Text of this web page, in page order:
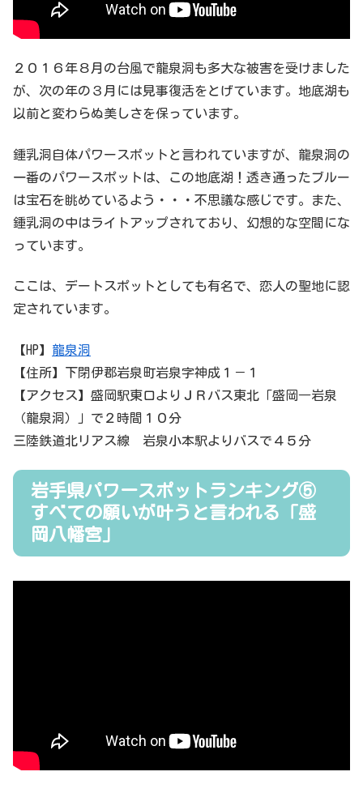
２０１６年８月の台風で龍泉洞も多大な被害を受けました
が、次の年の３月には見事復活をとげています。地底湖も
以前と変わらぬ美しさを保っています。
鍾乳洞自体パワースポットと言われていますが、龍泉洞の
一番のパワースポットは、この地底湖！透き通ったブルー
は宝石を眺めているよう・・・不思議な感じです。また、
鍾乳洞の中はライトアップされており、幻想的な空間にな
っています。
ここは、デートスポットとしても有名で、恋人の聖地に認
定されています。
【HP】 龍泉洞
【住所】下閉伊郡岩泉町岩泉字神成１－１
【アクセス】盛岡駅東口よりＪＲバス東北「盛岡―岩泉
（龍泉洞）」で２時間１０分
三陸鉄道北リアス線 岩泉小本駅よりバスで４５分
岩手県パワースポットランキング⑤
すべての願いが叶うと言われる「盛
岡八幡宮」